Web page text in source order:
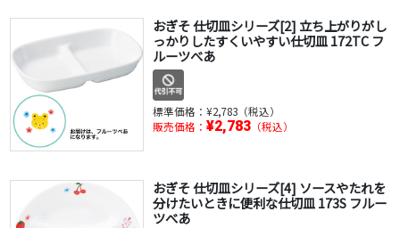
おぎそ 仕切皿シリーズ[2] 立ち上がりがし
っかりしたすくいやすい仕切皿 172TC フ
ルーツべあ
標準価格： ¥2,783（税込）
販売価格： ¥2,783（税込）
おぎそ 仕切皿シリーズ[4] ソースやたれを
分けたいときに便利な仕切皿 173S フルー
ツべあ